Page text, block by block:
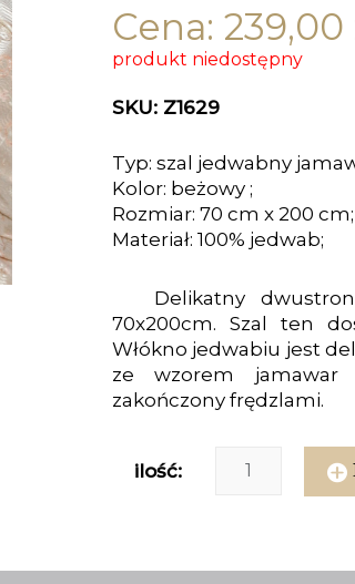
Cena: 239,00
produkt niedostępny
SKU: Z1629
Typ: szal jedwabny
Kolor: beżowy ;
Rozmiar: 70 cm x 200 cm;
Materiał: 100% jedwab;
Delikatny
70x200cm. Szal ten
Włókno jedwabiu jest
ze wzorem jamawar
zakończony frędzlami.
ilość: